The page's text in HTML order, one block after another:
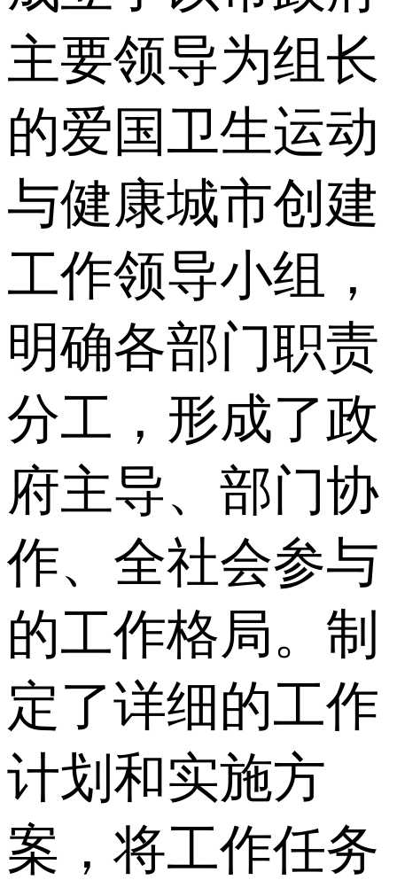
主要领导为组长
的爱国卫生运动
与健康城市创建
工作领导小组，
明确各部门职责
分工，形成了政
府主导、部门协
作、全社会参与
的工作格局。制
定了详细的工作
计划和实施方
案，将工作任务